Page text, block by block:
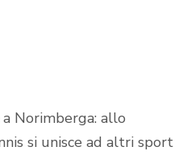
a Norimberga: allo
si unisce ad altri sport